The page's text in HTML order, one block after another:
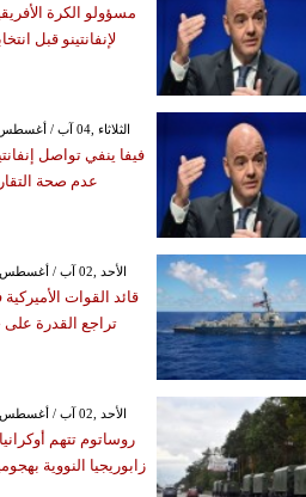
مسؤولو الكرة
لإنفانتينو قبل
GMT 11:15 2026 الثلاثاء ,04 آب / أغسطس
فيفا ينفي تواصل
عدم صحة
GMT 11:37 2026 الأحد ,02 آب / أغسطس
قائد القوات
تراجع القدرة على
GMT 13:38 2026 الأحد ,02 آب / أغسطس
روساتوم تتهم
زابوريجيا النووية